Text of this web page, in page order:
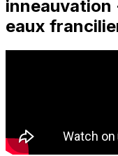
inneauvation
eaux